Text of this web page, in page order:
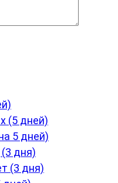
(5 дней)
5 дней)
дня)
(3 дня)